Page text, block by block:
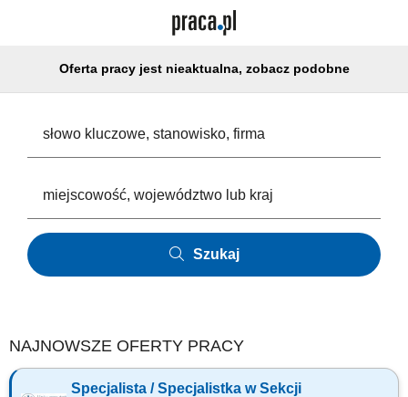
Oferta pracy jest nieaktualna, zobacz podobne
Szukaj
NAJNOWSZE OFERTY PRACY
Specjalista / Specjalistka w Sekcji